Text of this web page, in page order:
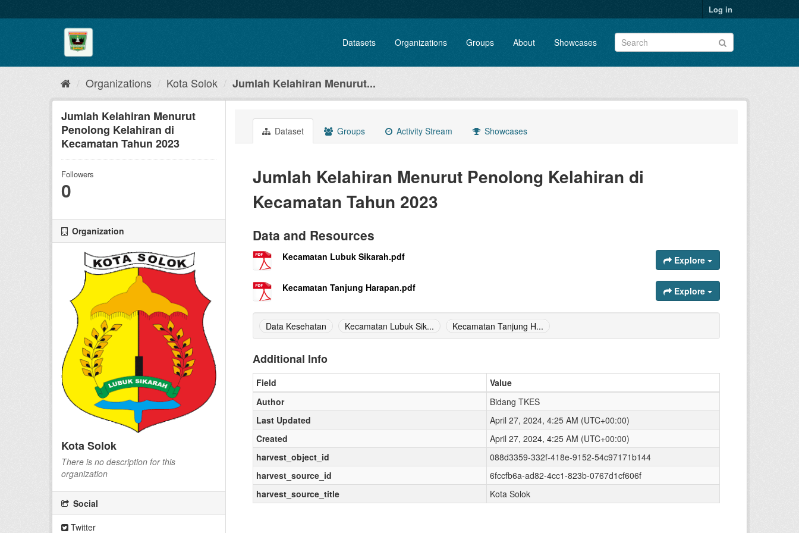
to
Log in
Datasets Organizations Groups About Showcases
Organizations Kota Solok Jumlah Kelahiran Menurut...
Jumlah Kelahiran Menurut
Penolong Kelahiran di
Kecamatan Tahun 2023
Followers
0
Organization
Kota Solok
There is no description for this
organization
Social
Twitter
Dataset Groups Activity Stream Showcases
Jumlah Kelahiran Menurut Penolong Kelahiran di
Kecamatan Tahun 2023
Data and Resources
Kecamatan Lubuk Sikarah.pdf Explore
Kecamatan Tanjung Harapan.pdf Explore
Data Kesehatan Kecamatan Lubuk Sik... Kecamatan Tanjung H...
Additional Info
Field
Value
Author
Bidang TKES
Last Updated
April 27, 2024, 4:25 AM (UTC+00:00)
Created
April 27, 2024, 4:25 AM (UTC+00:00)
harvest_object_id
088d3359-332f-418e-9152-54c97171b144
harvest_source_id
6fccfb6a-ad82-4cc1-823b-0767d1cf606f
harvest_source_title
Kota Solok